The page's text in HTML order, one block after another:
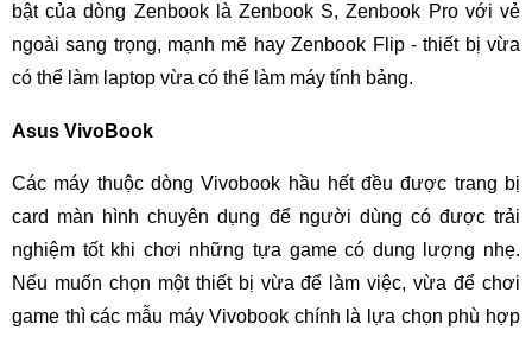
bật của dòng Zenbook là Zenbook S, Zenbook Pro với vẻ
ngoài sang trọng, mạnh mẽ hay Zenbook Flip - thiết bị vừa
có thể làm laptop vừa có thể làm máy tính bảng.
Asus VivoBook
Các máy thuộc dòng Vivobook hầu hết đều được trang bị
card màn hình chuyên dụng để người dùng có được trải
nghiệm tốt khi chơi những tựa game có dung lượng nhẹ.
Nếu muốn chọn một thiết bị vừa để làm việc, vừa để chơi
game thì các mẫu máy Vivobook chính là lựa chọn phù hợp